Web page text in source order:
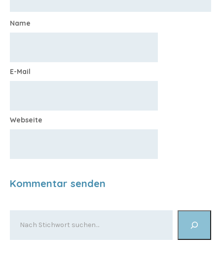
Name
E-Mail
Webseite